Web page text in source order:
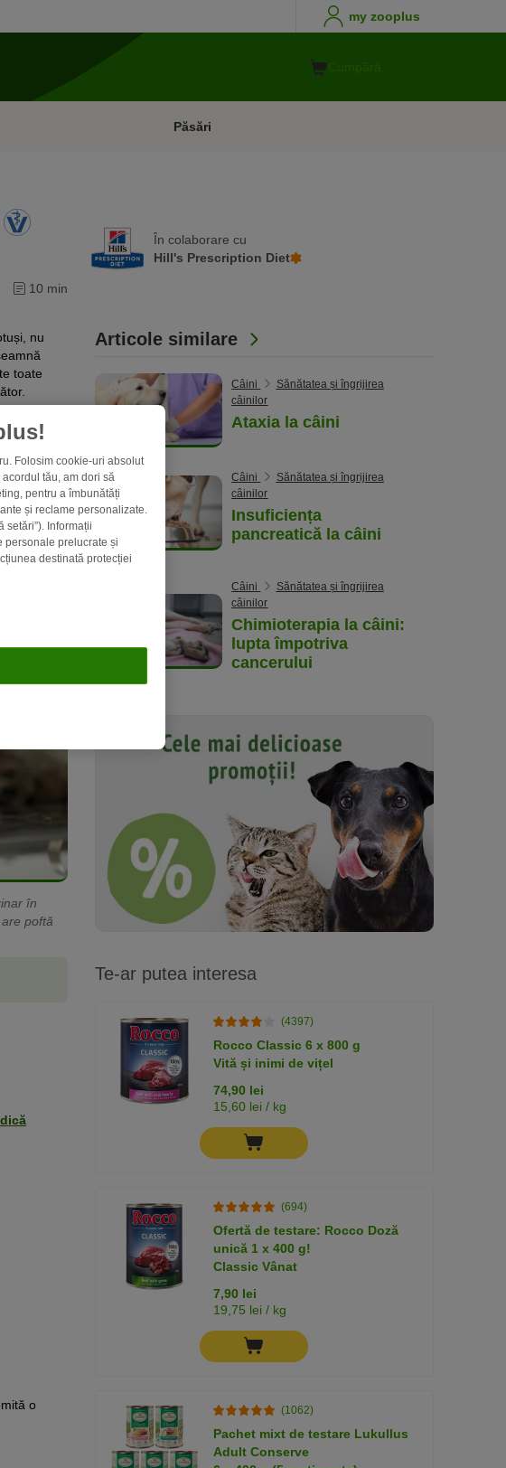
my zooplus
Păsări
10 min
În colaborare cu
Hill's Prescription Diet
nu
toate
în
poftă
o
Articole similare
Câini
Sănătatea și îngrijirea
câinilor
Ataxia la câini
Câini
Sănătatea și îngrijirea
câinilor
Insuficiența
pancreatică la câini
Câini
Sănătatea și îngrijirea
câinilor
Chimioterapia la câini:
lupta împotriva
cancerului
Te-ar putea interesa
(4397)
Rocco Classic 6 x 800 g
Vită și inimi de vițel
74,90 lei
15,60 lei / kg
(694)
Ofertă de testare: Rocco Doză
unică 1 x 400 g!
Classic Vânat
7,90 lei
19,75 lei / kg
(1062)
Pachet mixt de testare Lukullus
Adult Conserve
Folosim cookie-uri absolut
tău, am dori să
pentru a îmbunătăți
și reclame personalizate.
setări”). Informații
personale prelucrate și
destinată protecției